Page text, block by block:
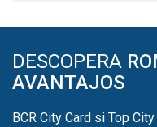
DESCOPERA
AVANTAJOS
BCR City Card si Top